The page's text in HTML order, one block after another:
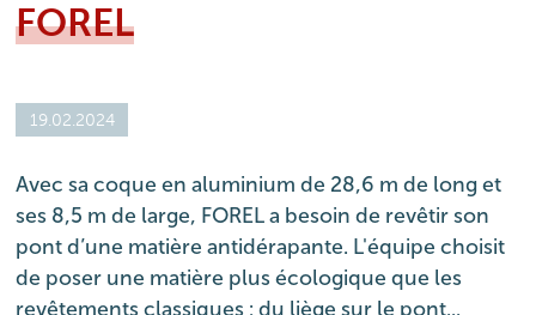
FOREL
19.02.2024
Avec sa coque en aluminium de 28,6 m de long et
ses 8,5 m de large, FOREL a besoin de revêtir son
pont d’une matière antidérapante. L'équipe choisit
de poser une matière plus écologique que les
revêtements classiques : du liège sur le pont...